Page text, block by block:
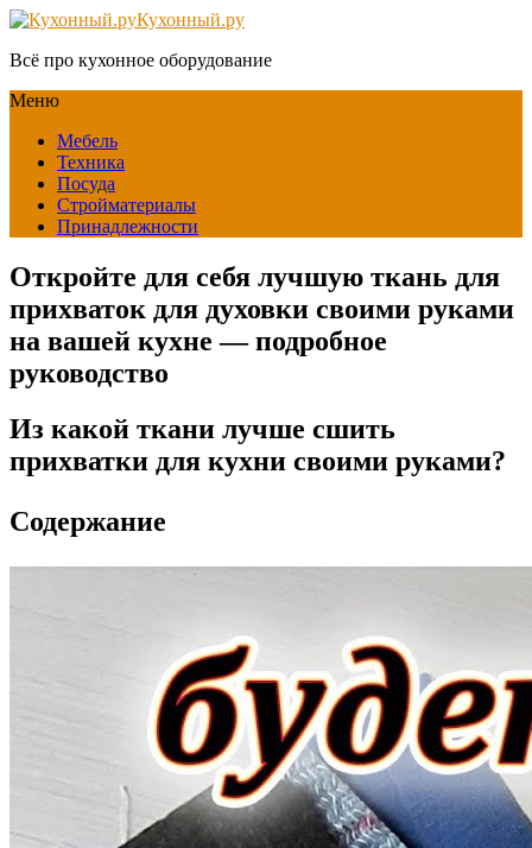
Кухонный.ру
Всё про кухонное оборудование
Меню
Мебель
Техника
Посуда
Стройматериалы
Принадлежности
Откройте для себя лучшую ткань для
прихваток для духовки своими руками
на вашей кухне — подробное
руководство
Из какой ткани лучше сшить
прихватки для кухни своими руками?
Содержание